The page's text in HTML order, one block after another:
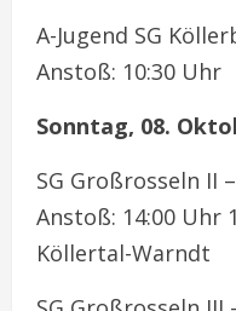
A-Jugend SG
Anstoß: 10:30 Uhr
Sonntag, 08.
SG Großrosseln II
Anstoß: 14:00 Uhr
Köllertal-Warndt